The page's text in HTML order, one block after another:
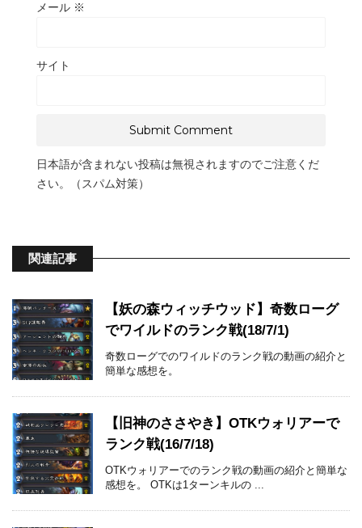
メール ※
サイト
日本語が含まれない投稿は無視されますのでご注意くだ
さい。（スパム対策）
関連記事
【妖の森ウィッチウッド】奇数ローグ
でワイルドのランク戦(18/7/1)
奇数ローグでのワイルドのランク戦の動画の紹介と
簡単な感想を。
【旧神のささやき】OTKウォリアーで
ランク戦(16/7/18)
OTKウォリアーでのランク戦の動画の紹介と簡単な
感想を。 OTKは1ターンキルの ...